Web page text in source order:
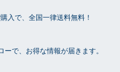
入で、全国一律送料無料！
で、お得な情報が届きます。